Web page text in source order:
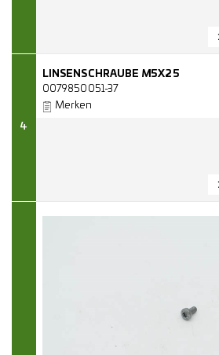
4
LINSENSCHRAUBE M5X25
0079850051-37
Merken